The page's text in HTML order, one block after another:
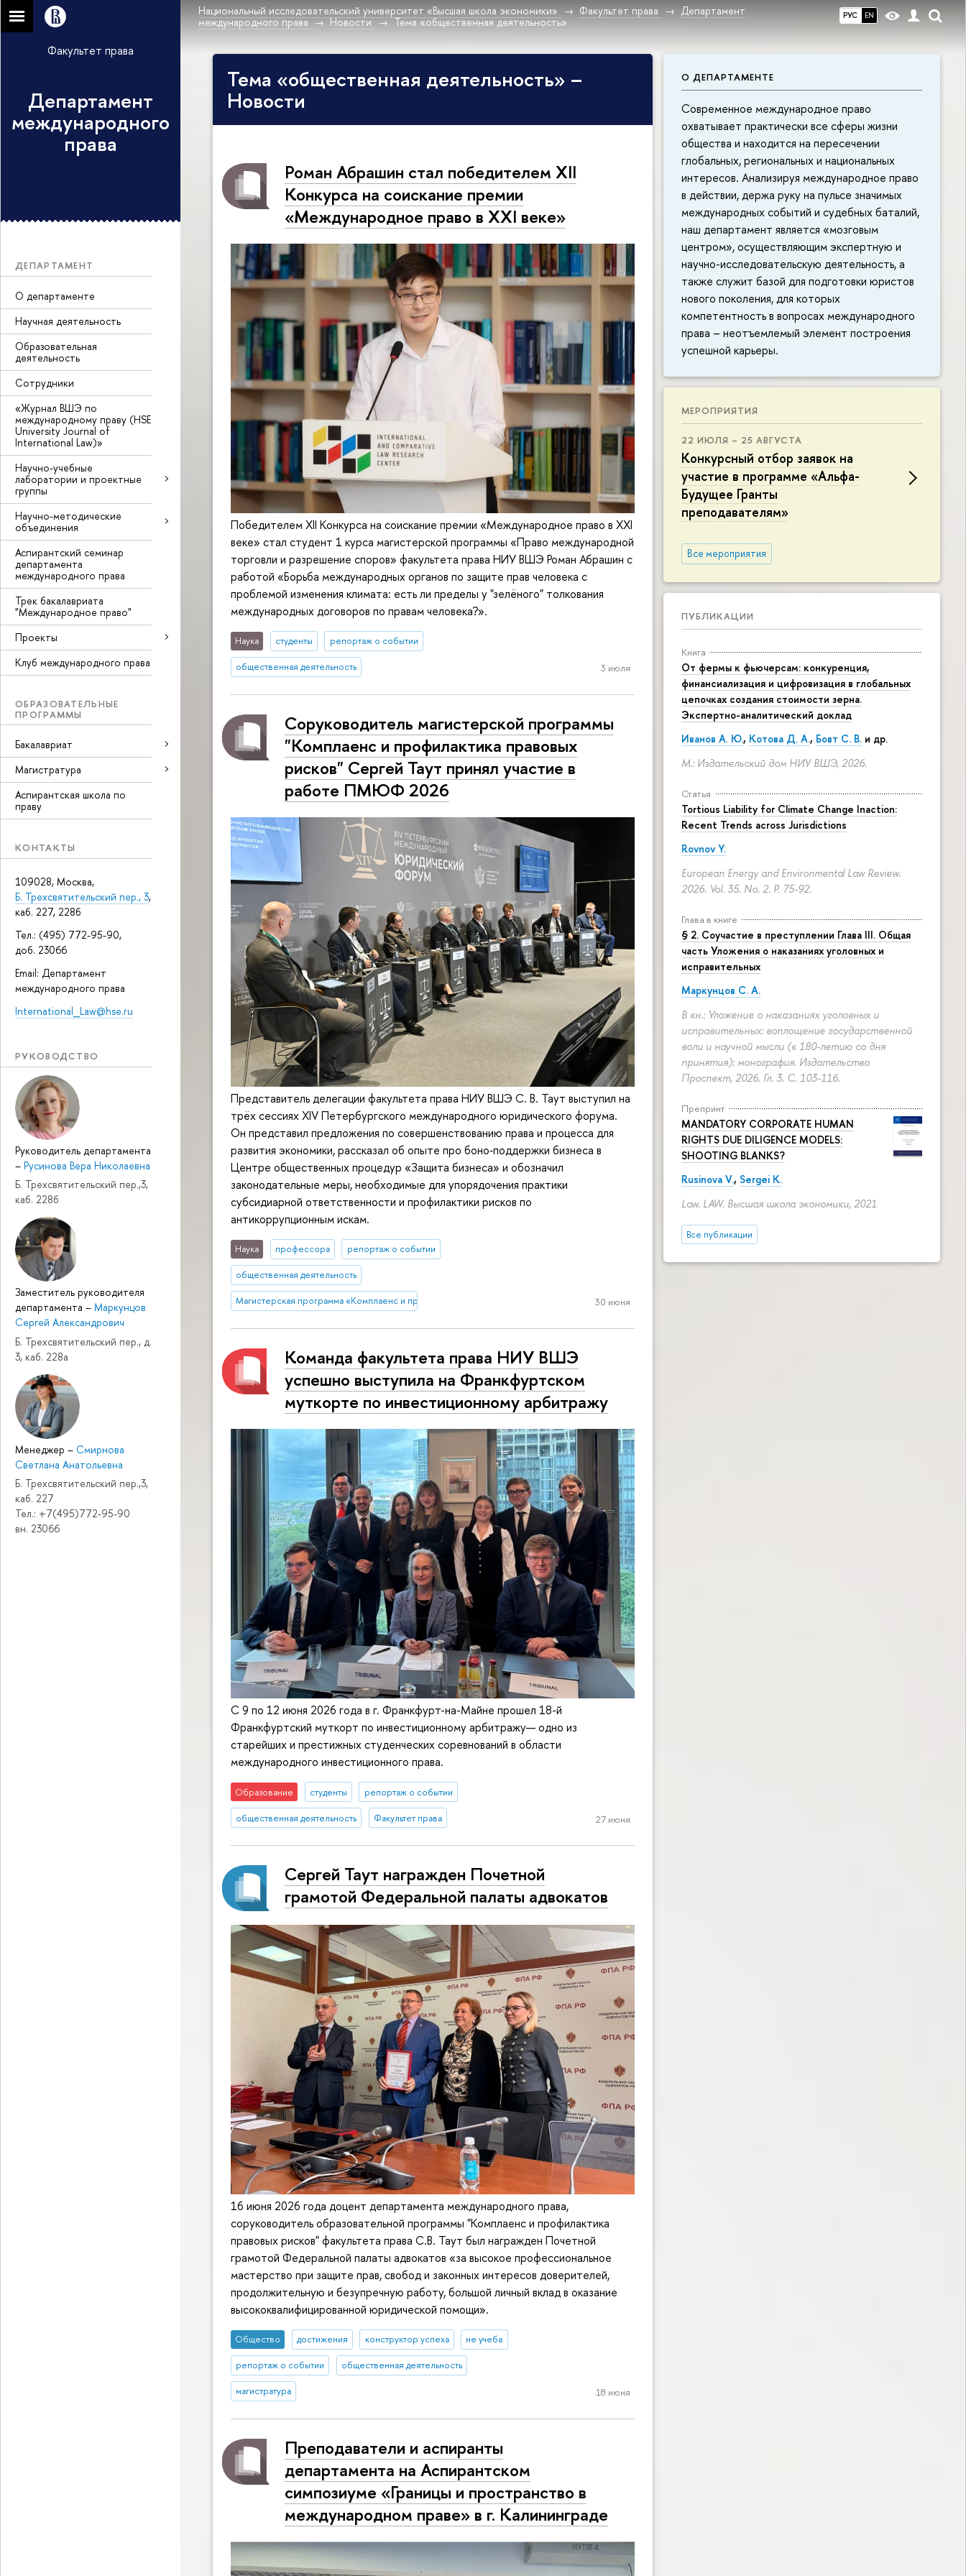
РУС EN
Национальный исследовательский университет «Высшая школа экономики» Факультет права
Департамент
международного права
Новости Тема «общественная деятельность»
Факультет права
Департамент
международного
права
ДЕПАРТАМЕНТ
О департаменте
Научная деятельность
Образовательная
деятельность
Сотрудники
«Журнал ВШЭ по
международному праву (HSE
University Journal of
International Law)»
Научно-учебные
лаборатории и проектные
группы
Научно-методические
объединения
Аспирантский семинар
департамента
международного права
Трек бакалавриата
"Международное право"
Проекты
Клуб международного права
ОБРАЗОВАТЕЛЬНЫЕ
ПРОГРАММЫ
Бакалавриат
Магистратура
Аспирантская школа по
праву
КОНТАКТЫ
109028, Москва,
Б. Трехсвятительский пер., 3,
каб. 227, 228б
Тел.: (495) 772-95-90,
доб. 23066
Email: Департамент
международного права
International_Law@hse.ru
РУКОВОДСТВО
Руководитель департамента
– Русинова Вера Николаевна
Б. Трехсвятительский пер.,3,
каб. 228б
Заместитель руководителя
департамента – Маркунцов
Сергей Александрович
Б. Трехсвятительский пер., д.
3, каб. 228а
Менеджер – Смирнова
Светлана Анатольевна
Б. Трехсвятительский пер.,3,
каб. 227
Тел.: +7(495)772-95-90
вн. 23066
О ДЕПАРТАМЕНТЕ
Современное международное право
охватывает практически все сферы жизни
общества и находится на пересечении
глобальных, региональных и национальных
интересов. Анализируя международное право
в действии, держа руку на пульсе значимых
международных событий и судебных баталий,
наш департамент является «мозговым
центром», осуществляющим экспертную и
научно-исследовательскую деятельность, а
также служит базой для подготовки юристов
нового поколения, для которых
компетентность в вопросах международного
права – неотъемлемый элемент построения
успешной карьеры.
МЕРОПРИЯТИЯ
22 ИЮЛЯ – 25 АВГУСТА
Конкурсный отбор заявок на
участие в программе «Альфа-
Будущее Гранты
преподавателям»
Все мероприятия
ПУБЛИКАЦИИ
Книга
От фермы к фьючерсам: конкуренция,
финансиализация и цифровизация в глобальных
цепочках создания стоимости зерна.
Экспертно-аналитический доклад
Иванов А. Ю., Котова Д. А., Бовт С. В. и др.
М.: Издательский дом НИУ ВШЭ, 2026.
Статья
Tortious Liability for Climate Change Inaction:
Recent Trends across Jurisdictions
Rovnov Y.
European Energy and Environmental Law Review.
2026. Vol. 35. No. 2. P. 75-92.
Глава в книге
§ 2. Соучастие в преступлении Глава III. Общая
часть Уложения о наказаниях уголовных и
исправительных
Маркунцов С. А.
В кн.: Уложение о наказаниях уголовных и
исправительных: воплощение государственной
воли и научной мысли (к 180-летию со дня
принятия): монография. Издательство
Проспект, 2026. Гл. 3. С. 103-116.
Препринт
MANDATORY CORPORATE HUMAN
RIGHTS DUE DILIGENCE MODELS:
SHOOTING BLANKS?
Rusinova V., Sergei K.
Law. LAW. Высшая школа экономики, 2021
Все публикации
Тема «общественная деятельность» –
Новости
Роман Абрашин стал победителем XII
Конкурса на соискание премии
«Международное право в XXI веке»
Победителем XII Конкурса на соискание премии «Международное право в XXI
веке» стал студент 1 курса магистерской программы «Право международной
торговли и разрешение споров» факультета права НИУ ВШЭ Роман Абрашин с
работой «Борьба международных органов по защите прав человека с
проблемой изменения климата: есть ли пределы у "зелёного" толкования
международных договоров по правам человека?».
Наука студенты репортаж о событии
общественная деятельность 3 июля
Соруководитель магистерской программы
"Комплаенс и профилактика правовых
рисков" Сергей Таут принял участие в
работе ПМЮФ 2026
Представитель делегации факультета права НИУ ВШЭ С. В. Таут выступил на
трёх сессиях XIV Петербургского международного юридического форума.
Он представил предложения по совершенствованию права и процесса для
развития экономики, рассказал об опыте про боно‑поддержки бизнеса в
Центре общественных процедур «Защита бизнеса» и обозначил
законодательные меры, необходимые для упорядочения практики
субсидиарной ответственности и профилактики рисков по
антикоррупционным искам.
Наука профессора репортаж о событии
общественная деятельность
Магистерская программа «Комплаенс и профилактика правовых рисков» 30 июня
Команда факультета права НИУ ВШЭ
успешно выступила на Франкфуртском
муткорте по инвестиционному арбитражу
С 9 по 12 июня 2026 года в г. Франкфурт-на-Майне прошел 18-й
Франкфуртский муткорт по инвестиционному арбитражу— одно из
старейших и престижных студенческих соревнований в области
международного инвестиционного права.
Образование студенты репортаж о событии
общественная деятельность Факультет права 27 июня
Сергей Таут награжден Почетной
грамотой Федеральной палаты адвокатов
16 июня 2026 года доцент департамента международного права,
соруководитель образовательной программы "Комплаенс и профилактика
правовых рисков" факультета права С.В. Таут был награжден Почетной
грамотой Федеральной палаты адвокатов «за высокое профессиональное
мастерство при защите прав, свобод и законных интересов доверителей,
продолжительную и безупречную работу, большой личный вклад в оказание
высококвалифицированной юридической помощи».
Общество достижения конструктор успеха не учеба
репортаж о событии общественная деятельность
магистратура 18 июня
Преподаватели и аспиранты
департамента на Аспирантском
симпозиуме «Границы и пространство в
международном праве» в г. Калининграде